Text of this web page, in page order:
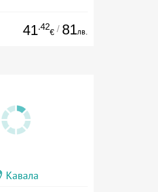
41.42
€ / 81лв.
Кавала